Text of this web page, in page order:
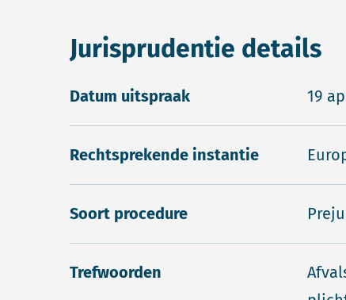
Jurisprudentie details
Datum uitspraak 19
Rechtsprekende instantie
Soort procedure
Trefwoorden